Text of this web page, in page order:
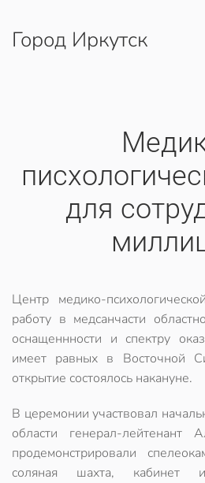
Перейти к содержимому
Город Иркутск
для
Центр медико-
работу в медсанчасти
оснащеннности и спектру
имеет равных в Восточной
открытие состоялось накануне.
В церемонии участвовал
области генерал-лейтенант
продемонстрировали
соляная шахта, кабинет